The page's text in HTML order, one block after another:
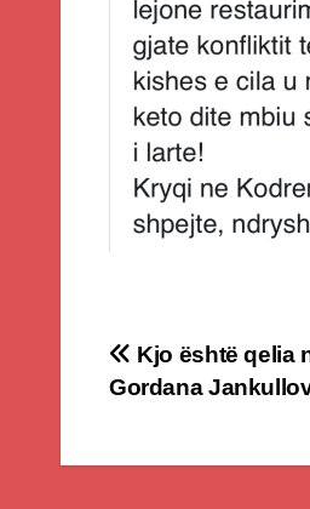
Post
Kjo është qelia
Gordana